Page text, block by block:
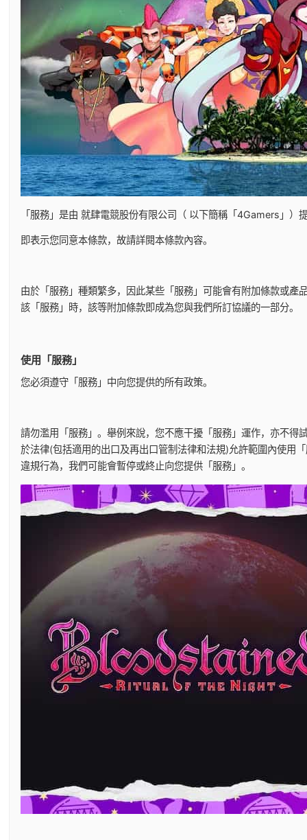
「服務」是由 就肆電競股份有限公司（ 以下簡稱「4Gamers」）
即表示您同意本條款，故請詳閱本條款內容。
由於「服務」種類繁多，因此某些「服務」可能會有附加條款或
該「服務」時，該等附加條款即成為您與我們所訂協議的一部分。
使用「服務」
您必須遵守「服務」中向您提供的所有政策。
請勿濫用「服務」。舉例來說，您不應干擾「服務」運作，亦不
於法律(包括適用的出口及再出口管制法律和法規)允許範圍內使用
違規行為，我們可能會暫停或終止向您提供「服務」。